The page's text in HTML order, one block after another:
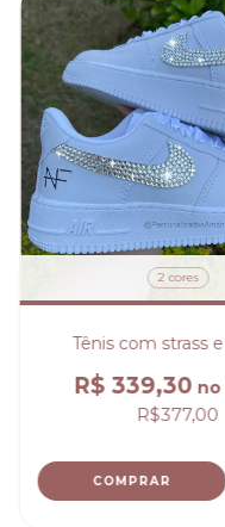
2 cores
Tênis com strass
R$ 339,30 no
R$377,00
COMPRAR